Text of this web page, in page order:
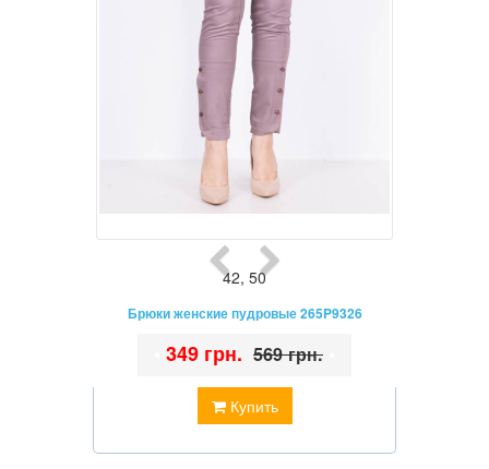
42, 50
Брюки женские пудровые 265P9326
Купить
349 грн. 569 грн.